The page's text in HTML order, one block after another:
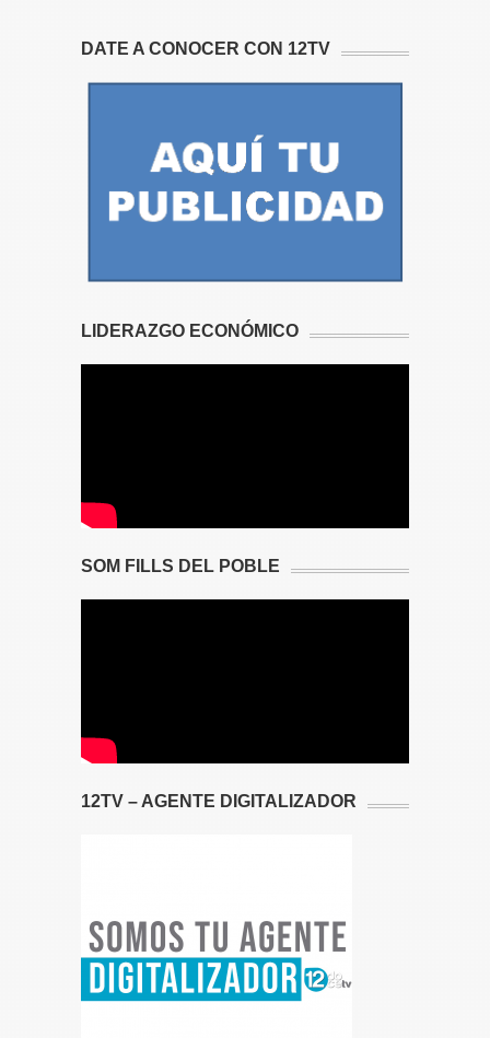
DATE A CONOCER CON 12TV
LIDERAZGO ECONÓMICO
SOM FILLS DEL POBLE
12TV – AGENTE DIGITALIZADOR